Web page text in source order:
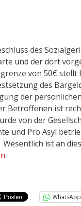
des
und der dort
von 50€ stellt
des
der
Betroffenen ist
von der
und Pro Asyl
ist an
WhatsApp